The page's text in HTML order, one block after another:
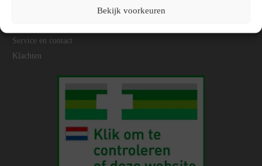
Bekijk voorkeuren
Service en contact
Klachten